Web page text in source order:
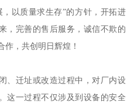
以质量求生存”的方针，开拓进
，完善的售后服务，诚信不欺的
作，共创明日辉煌！
、迁址或改造过程中，对厂内设
这一过程不仅涉及到设备的安全